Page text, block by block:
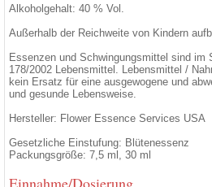
Alkoholgehalt: 40 % Vol.
Außerhalb der Reichweite von Kindern
Essenzen und Schwingungsmittel sind im
178/2002 Lebensmittel. Lebensmittel /
kein Ersatz für eine ausgewogene und
und gesunde Lebensweise.
Hersteller: Flower Essence Services USA
Gesetzliche Einstufung: Blütenessenz
Packungsgröße: 7,5 ml, 30 ml